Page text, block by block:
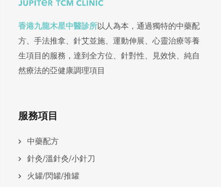
香港九龍木星中醫診所以人為本，通過獨特的中藥配
方、手法推拿、針艾並施、運動伸展、心靈治療等養
生項目的服務，達到全方位、針對性、見效快、純自
然療法的亞健康調理項目
服務項目
中藥配方
針灸/溫針灸/小針刀
火罐/閃罐/推罐